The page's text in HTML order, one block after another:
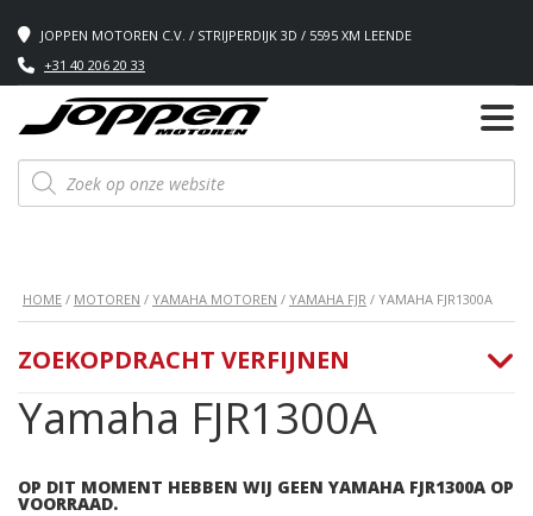
JOPPEN MOTOREN C.V. / STRIJPERDIJK 3D / 5595 XM LEENDE
+31 40 206 20 33
Producten
zoeken
HOME / MOTOREN / YAMAHA MOTOREN / YAMAHA FJR / YAMAHA FJR1300A
Yamaha FJR1300A
OP DIT MOMENT HEBBEN WIJ GEEN YAMAHA FJR1300A OP
VOORRAAD.
ZOEKOPDRACHT VERFIJNEN